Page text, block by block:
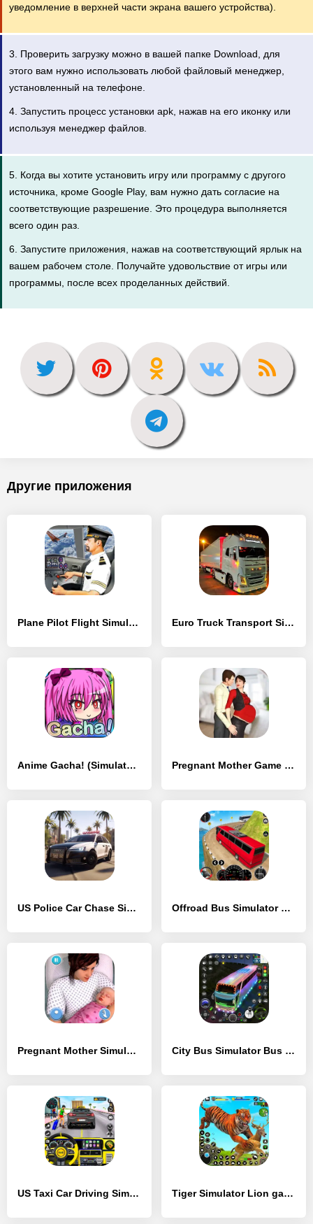
уведомление в верхней части экрана вашего устройства).
3. Проверить загрузку можно в вашей папке Download, для
этого вам нужно использовать любой файловый менеджер,
установленный на телефоне.
4. Запустить процесс установки apk, нажав на его иконку или
используя менеджер файлов.
5. Когда вы хотите установить игру или программу с другого
источника, кроме Google Play, вам нужно дать согласие на
соответствующие разрешение. Это процедура выполняется
всего один раз.
6. Запустите приложения, нажав на соответствующий ярлык на
вашем рабочем столе. Получайте удовольствие от игры или
программы, после всех проделанных действий.
Другие приложения
Plane Pilot Flight Simulator - [MOD Много денег] Euro Truck Transport Simulator - [MOD Бесконечные монеты]
Anime Gacha! (Simulator & RPG) - [MOD Бесконечные деньги] Pregnant Mother Game Simulator - [MOD Много денег]
US Police Car Chase Simulator - [MOD Бесконечные монеты] Offroad Bus Simulator Game - [MOD Много монет]
Pregnant Mother Simulator Game - [MOD Бесконечные деньги] City Bus Simulator Bus Games - [MOD Бесконечные монеты]
US Taxi Car Driving Simulator - [MOD Бесконечные деньги] Tiger Simulator Lion games 3D - [MOD Бесконечные деньги]